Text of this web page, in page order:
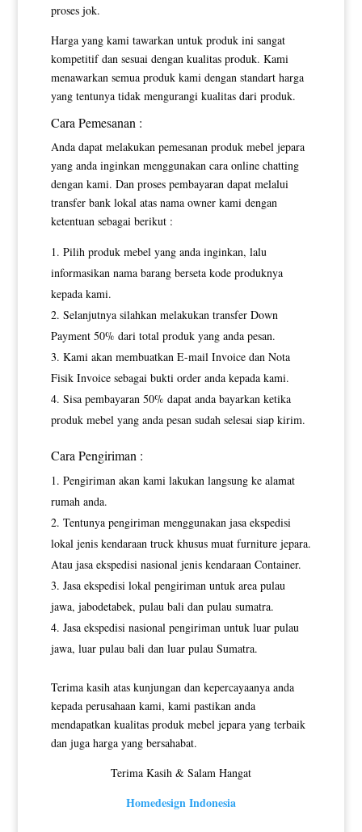
proses jok.
Harga yang kami tawarkan untuk produk ini sangat
kompetitif dan sesuai dengan kualitas produk. Kami
menawarkan semua produk kami dengan standart harga
yang tentunya tidak mengurangi kualitas dari produk.
Cara Pemesanan :
Anda dapat melakukan pemesanan produk mebel jepara
yang anda inginkan menggunakan cara online chatting
dengan kami. Dan proses pembayaran dapat melalui
transfer bank lokal atas nama owner kami dengan
ketentuan sebagai berikut :
Pilih produk mebel yang anda inginkan, lalu
informasikan nama barang berseta kode produknya
kepada kami.
Selanjutnya silahkan melakukan transfer Down
Payment 50% dari total produk yang anda pesan.
Kami akan membuatkan E-mail Invoice dan Nota
Fisik Invoice sebagai bukti order anda kepada kami.
Sisa pembayaran 50% dapat anda bayarkan ketika
produk mebel yang anda pesan sudah selesai siap kirim.
Cara Pengiriman :
Pengiriman akan kami lakukan langsung ke alamat
rumah anda.
Tentunya pengiriman menggunakan jasa ekspedisi
lokal jenis kendaraan truck khusus muat furniture jepara.
Atau jasa ekspedisi nasional jenis kendaraan Container.
Jasa ekspedisi lokal pengiriman untuk area pulau
jawa, jabodetabek, pulau bali dan pulau sumatra.
Jasa ekspedisi nasional pengiriman untuk luar pulau
jawa, luar pulau bali dan luar pulau Sumatra.
Terima kasih atas kunjungan dan kepercayaanya anda
kepada perusahaan kami, kami pastikan anda
mendapatkan kualitas produk mebel jepara yang terbaik
dan juga harga yang bersahabat.
Terima Kasih & Salam Hangat
Homedesign Indonesia